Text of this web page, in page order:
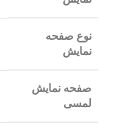
نوع صفحه
نمایش
صفحه نمایش
لمسی